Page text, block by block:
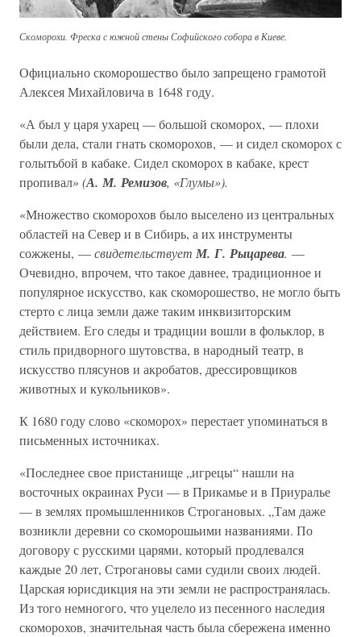
Скоморохи. Фреска с южной стены Софийского собора в Киеве.
Официально скоморошество было запрещено грамотой
Алексея Михайловича в 1648 году.
«А был у царя ухарец — большой скоморох, — плохи
были дела, стали гнать скоморохов, — и сидел скоморох с
голытьбой в кабаке. Сидел скоморох в кабаке, крест
пропивал» (А. М. Ремизов, «Глумы»).
«Множество скоморохов было выселено из центральных
областей на Север и в Сибирь, а их инструменты
сожжены, —свидетельствует М. Г. Рыцарева. —
Очевидно, впрочем, что такое давнее, традиционное и
популярное искусство, как скоморошество, не могло быть
стерто с лица земли даже таким инквизиторским
действием. Его следы и традиции вошли в фольклор, в
стиль придворного шутовства, в народный театр, в
искусство плясунов и акробатов, дрессировщиков
животных и кукольников».
К 1680 году слово «скоморох» перестает упоминаться в
письменных источниках.
«Последнее свое пристанище „игрецы“ нашли на
восточных окраинах Руси — в Прикамье и в Приуралье
— в землях промышленников Строгановых. „Там даже
возникли деревни со скоморошьими названиями. По
договору с русскими царями, который продлевался
каждые 20 лет, Строгановы сами судили своих людей.
Царская юрисдикция на эти земли не распространялась.
Из того немногого, что уцелело из песенного наследия
скоморохов, значительная часть была сбережена именно